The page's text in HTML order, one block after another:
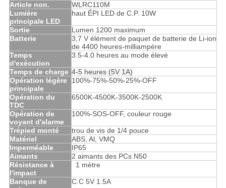
Article non.
WLRC110M
Lumière
principale LED
haut ÉPI LED de C.P. 10W
Sortie
Lumen 1200 maximum
Batterie
3,7 V élément de paquet de batterie de Li-ion
de 4400 heures-milliampère
Temps
d'exécution
3.5-4.0 heures au mode élevé
Temps de charge 4-5 heures (5V 1A)
Opération légère
principale
100%-75%-50%-25%-OFF
Opération du
TDC
6500K-4500K-3500K-2500K
Opération de
voyant d'alarme
100%-SOS-OFF, couleur rouge
Trépied monté
trou de vis de 1/4 pouce
Matériel
ABS, Al, VMQ
Imperméable
IP65
Aimants
2 aimants des PCs N50
Résistance à
l'impact
1 mètre
Banque de
C.C 5V 1.5A